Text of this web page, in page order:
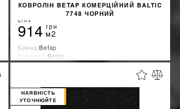
КОВРОЛІН BETAP КОМЕРЦІЙНИЙ BALTIC
7748 ЧОРНИЙ
ЦІНА
914 грн
м2
Бренд:Betap
Колекція:Baltic
Країна-виробник:Бельгия
%
НАЯВНІСТЬ
УТОЧНЮЙТЕ